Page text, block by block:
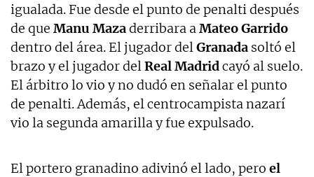
igualada. Fue desde el punto de penalti después
de que Manu Mazaderribara aMateo Garrido
dentro del área. El jugador delGranada soltó el
brazo y el jugador delReal Madridcayó al suelo.
El árbitro lo vio y no dudó en señalar el punto
de penalti. Además, el centrocampista nazarí
vio la segunda amarilla y fue expulsado.
El portero granadino adivinó el lado, pero el